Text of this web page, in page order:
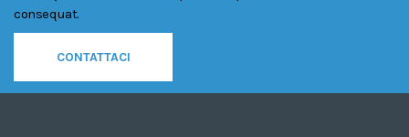
consequat.
CONTATTACI